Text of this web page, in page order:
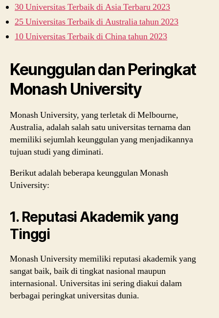
30 Universitas Terbaik di Asia Terbaru 2023
25 Universitas Terbaik di Australia tahun 2023
10 Universitas Terbaik di China tahun 2023
Keunggulan dan Peringkat
Monash University
Monash University, yang terletak di Melbourne,
Australia, adalah salah satu universitas ternama dan
memiliki sejumlah keunggulan yang menjadikannya
tujuan studi yang diminati.
Berikut adalah beberapa keunggulan Monash
University:
1. Reputasi Akademik yang
Tinggi
Monash University memiliki reputasi akademik yang
sangat baik, baik di tingkat nasional maupun
internasional. Universitas ini sering diakui dalam
berbagai peringkat universitas dunia.